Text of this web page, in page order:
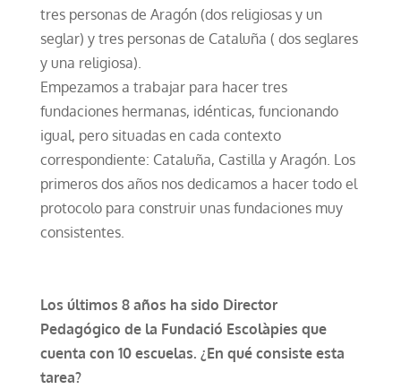
tres personas de Aragón (dos religiosas y un
seglar) y tres personas de Cataluña ( dos seglares
y una religiosa).
Empezamos a trabajar para hacer tres
fundaciones hermanas, idénticas, funcionando
igual, pero situadas en cada contexto
correspondiente: Cataluña, Castilla y Aragón. Los
primeros dos años nos dedicamos a hacer todo el
protocolo para construir unas fundaciones muy
consistentes.
Los últimos 8 años ha sido Director
Pedagógico de la Fundació Escolàpies que
cuenta con 10 escuelas. ¿En qué consiste esta
tarea?